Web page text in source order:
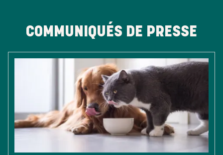
COMMUNIQUÉS DE PRESSE